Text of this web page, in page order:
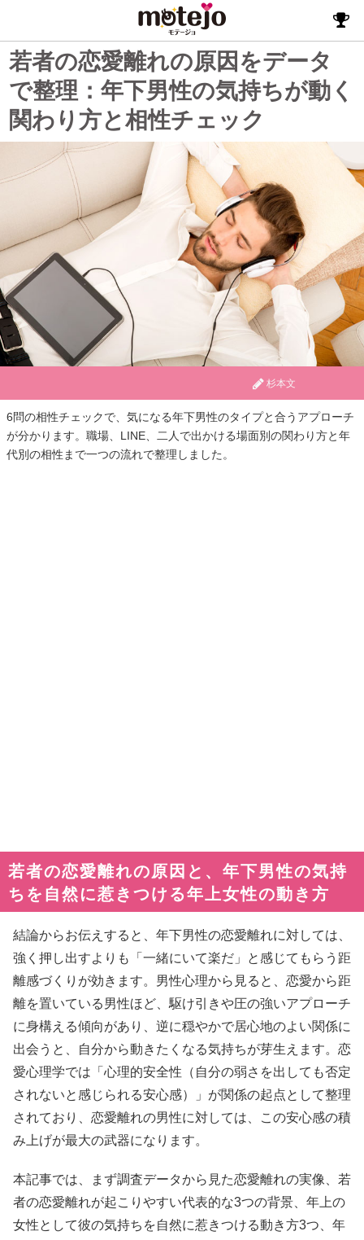
若者の恋愛離れの原因をデータ
で整理：年下男性の気持ちが動く
関わり方と相性チェック
杉本文
6問の相性チェックで、気になる年下男性のタイプと合うアプローチ
が分かります。職場、LINE、二人で出かける場面別の関わり方と年
代別の相性まで一つの流れで整理しました。
若者の恋愛離れの原因と、年下男性の気持
ちを自然に惹きつける年上女性の動き方
結論からお伝えすると、年下男性の恋愛離れに対しては、
強く押し出すよりも「一緒にいて楽だ」と感じてもらう距
離感づくりが効きます。男性心理から見ると、恋愛から距
離を置いている男性ほど、駆け引きや圧の強いアプローチ
に身構える傾向があり、逆に穏やかで居心地のよい関係に
出会うと、自分から動きたくなる気持ちが芽生えます。恋
愛心理学では「心理的安全性（自分の弱さを出しても否定
されないと感じられる安心感）」が関係の起点として整理
されており、恋愛離れの男性に対しては、この安心感の積
み上げが最大の武器になります。
本記事では、まず調査データから見た恋愛離れの実像、若
者の恋愛離れが起こりやすい代表的な3つの背景、年上の
女性として彼の気持ちを自然に惹きつける動き方3つ、年